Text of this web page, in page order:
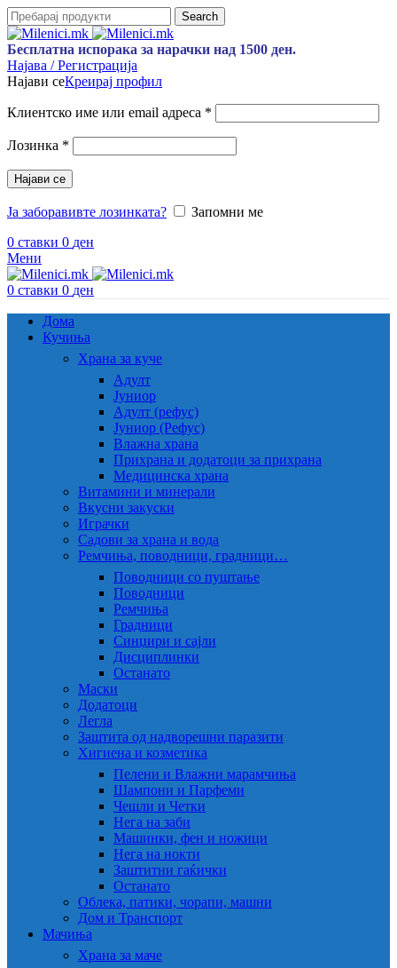
Search
Бесплатна испорака за нарачки над 1500 ден.
Најава / Регистрација
Најави сеКреирај профил
Клиентско име или email адреса *
Лозинка *
Најави се
Ја заборавивте лозинката?
Запомни ме
0 ставки 0 ден
Мени
0 ставки 0 ден
Дома
Кучиња
Храна за куче
Адулт
Јуниор
Адулт (рефус)
Јуниор (Рефус)
Влажна храна
Прихрана и додатоци за прихрана
Медицинска храна
Витамини и минерали
Вкусни закуски
Играчки
Садови за храна и вода
Ремчиња, поводници, градници…
Поводници со пуштање
Поводници
Ремчиња
Градници
Синџири и сајли
Дисциплинки
Останато
Маски
Додатоци
Легла
Заштита од надворешни паразити
Хигиена и козметика
Пелени и Влажни марамчиња
Шампони и Парфеми
Чешли и Четки
Нега на заби
Машинки, фен и ножици
Нега на нокти
Заштитни гаќички
Останато
Облека, патики, чорапи, машни
Дом и Транспорт
Мачиња
Храна за маче